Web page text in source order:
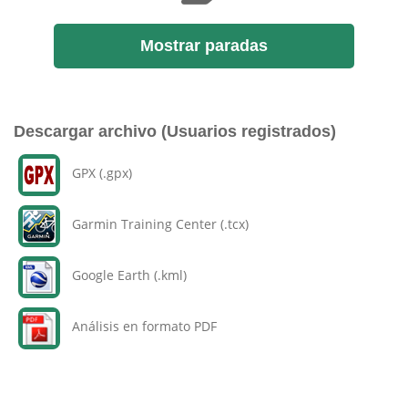
Mostrar paradas
Descargar archivo (Usuarios registrados)
GPX (.gpx)
Garmin Training Center (.tcx)
Google Earth (.kml)
Análisis en formato PDF